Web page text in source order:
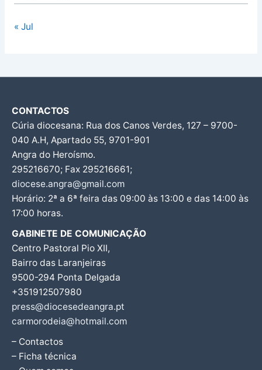
« Jul
CONTACTOS
Cúria diocesana: Rua dos Canos Verdes, 127 – 9700-
040 A.H, Apartado 55, 9701-901
Angra do Heroísmo.
295216670; Fax 295216661;
diocese.angra@gmail.com
Horário: 2ª a 6ª feira das 09:00 às 13:00 e das 14:00 às
17:00 horas.
GABINETE DE COMUNICAÇÃO
Centro Pastoral Pio XII,
Bairro das Laranjeiras
9500-294 Ponta Delgada
+351912507980
press@diocesedeangra.pt
carmorodeia@hotmail.com
– Contactos
– Ficha técnica